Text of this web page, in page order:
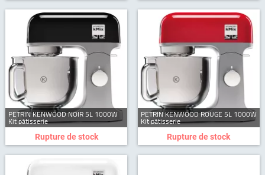
PETRIN KENWOOD NOIR 5L 1000W
Kit pâtisserie
Rupture de stock
PETRIN KENWOOD ROUGE 5L 1000W
Kit pâtisserie
Rupture de stock